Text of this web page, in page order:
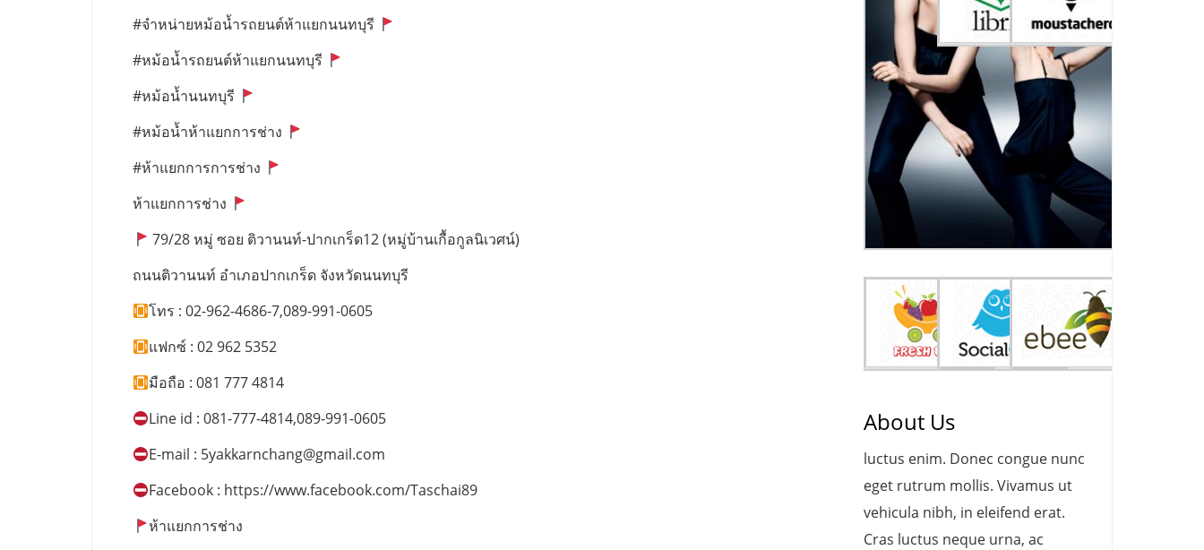
#จำหน่ายหม้อน้ำรถยนต์ห้าแยกนนทบุรี
#หม้อน้ำรถยนต์ห้าแยกนนทบุรี
#หม้อน้ำนนทบุรี
#หม้อน้ำห้าแยกการช่าง
#ห้าแยกการการช่าง
ห้าแยกการช่าง
79/28 หมู่ ซอย ติวานนท์-ปากเกร็ด12 (หมู่บ้านเกื้อกูลนิเวศน์)
ถนนติวานนท์ อำเภอปากเกร็ด จังหวัดนนทบุรี
โทร : 02-962-4686-7,089-991-0605
แฟกซ์ : 02 962 5352
มือถือ : 081 777 4814
Line id : 081-777-4814,089-991-0605
E-mail : 5yakkarnchang@gmail.com
Facebook : https://www.facebook.com/Taschai89
ห้าแยกการช่าง
About Us
luctus enim. Donec congue nunc
eget rutrum mollis. Vivamus ut
vehicula nibh, in eleifend erat.
Cras luctus neque urna, ac